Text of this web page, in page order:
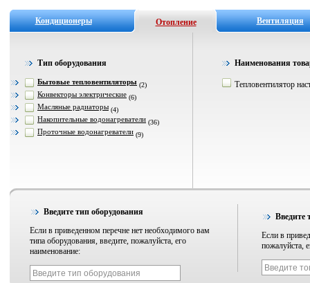
Кондиционеры Отопление Вентиляция
Тип оборудования
Бытовые тепловентиляторы (2)
Конвекторы электрические (6)
Масляные радиаторы (4)
Накопительные водонагреватели (36)
Проточные водонагреватели (9)
Наименования
Тепловентилятор
Введите тип оборудования
Если в приведенном перечне нет необходимого вам
типа оборудования, введите, пожалуйста, его
наименование:
Введите
Если в
пожалуйста,